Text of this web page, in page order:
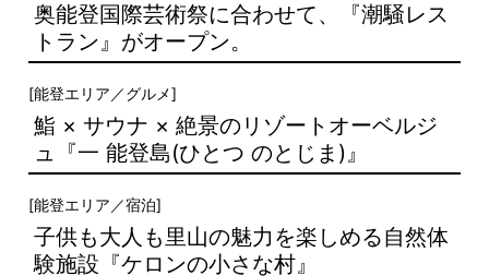
奥能登国際芸術祭に合わせて、『潮騒レス
トラン』がオープン。
[能登エリア ／グルメ]
鮨 × サウナ × 絶景のリゾートオーベルジ
ュ『一 能登島(ひとつ のとじま)』
[能登エリア ／宿泊]
子供も大人も里山の魅力を楽しめる自然体
験施設『ケロンの小さな村』